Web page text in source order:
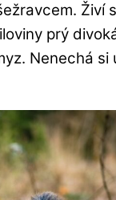
Živí
prý
Nenechá si